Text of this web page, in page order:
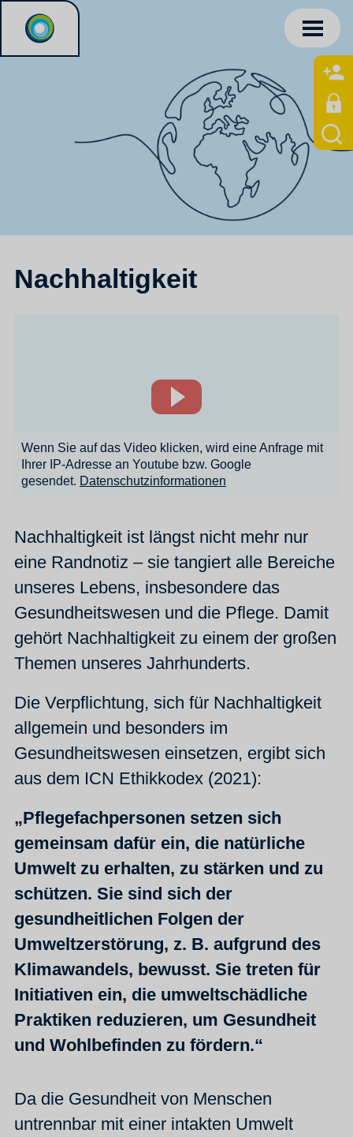
Nachhaltigkeit
Wenn Sie auf das Video klicken, wird eine Anfrage mit
Ihrer IP-Adresse an Youtube bzw. Google
gesendet. Datenschutzinformationen
Nachhaltigkeit ist längst nicht mehr nur
eine Randnotiz – sie tangiert alle Bereiche
unseres Lebens, insbesondere das
Gesundheitswesen und die Pflege. Damit
gehört Nachhaltigkeit zu einem der großen
Themen unseres Jahrhunderts.
Die Verpflichtung, sich für Nachhaltigkeit
allgemein und besonders im
Gesundheitswesen einsetzen, ergibt sich
aus dem ICN Ethikkodex (2021):
„Pflegefachpersonen setzen sich
gemeinsam dafür ein, die natürliche
Umwelt zu erhalten, zu stärken und zu
schützen. Sie sind sich der
gesundheitlichen Folgen der
Umweltzerstörung, z. B. aufgrund des
Klimawandels, bewusst. Sie treten für
Initiativen ein, die umweltschädliche
Praktiken reduzieren, um Gesundheit
und Wohlbefinden zu fördern.“
Da die Gesundheit von Menschen
untrennbar mit einer intakten Umwelt